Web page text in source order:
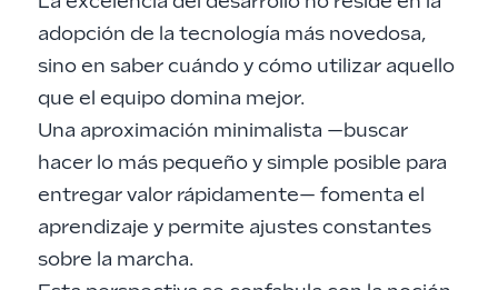
adopción de la tecnología más novedosa,
sino en saber cuándo y cómo utilizar aquello
que el equipo domina mejor.
Una aproximación minimalista —buscar
hacer lo más pequeño y simple posible para
entregar valor rápidamente— fomenta el
aprendizaje y permite ajustes constantes
sobre la marcha.